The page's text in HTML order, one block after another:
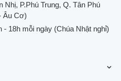
Nhị, P.Phú Trung, Q. Tân Phú
Âu Cơ)
- 18h mỗi ngày (Chúa Nhật nghỉ)